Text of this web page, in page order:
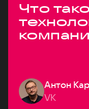
Что
Антон
VK